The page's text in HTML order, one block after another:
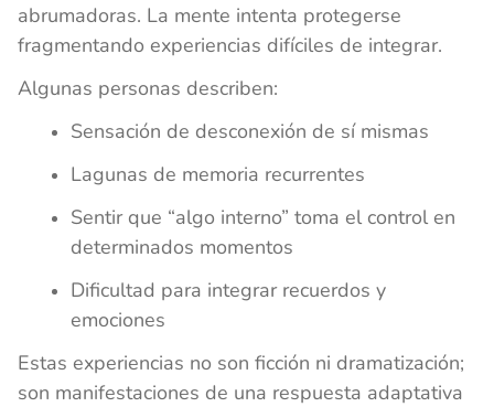
abrumadoras. La mente intenta protegerse
fragmentando experiencias difíciles de integrar.
Algunas personas describen:
Sensación de desconexión de sí mismas
Lagunas de memoria recurrentes
Sentir que “algo interno” toma el control en
determinados momentos
Dificultad para integrar recuerdos y
emociones
Estas experiencias no son ficción ni dramatización;
son manifestaciones de una respuesta adaptativa